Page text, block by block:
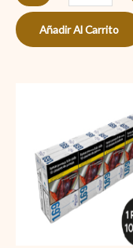
Añadir Al Carrito
25
cantidad